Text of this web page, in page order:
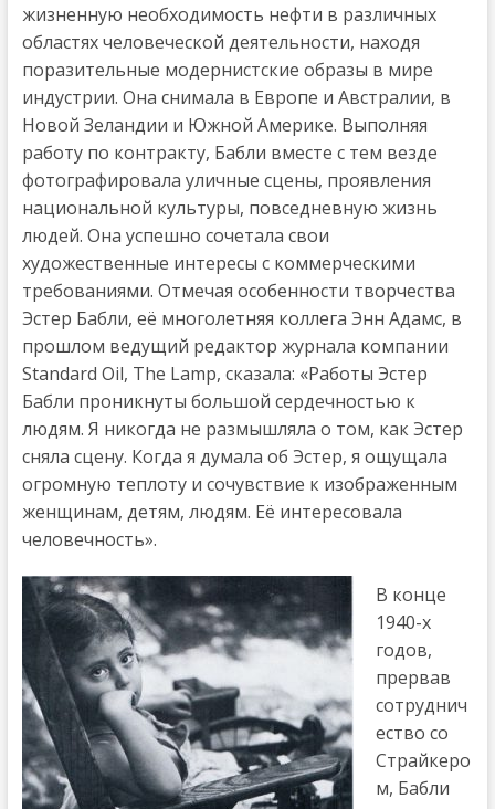
жизненную необходимость нефти в различных
областях человеческой деятельности, находя
поразительные модернистские образы в мире
индустрии. Она снимала в Европе и Австралии, в
Новой Зеландии и Южной Америке. Выполняя
работу по контракту, Бабли вместе с тем везде
фотографировала уличные сцены, проявления
национальной культуры, повседневную жизнь
людей. Она успешно сочетала свои
художественные интересы с коммерческими
требованиями. Отмечая особенности творчества
Эстер Бабли, её многолетняя коллега Энн Адамс, в
прошлом ведущий редактор журнала компании
Standard Oil, The Lamp, сказала: «Работы Эстер
Бабли проникнуты большой сердечностью к
людям. Я никогда не размышляла о том, как Эстер
сняла сцену. Когда я думала об Эстер, я ощущала
огромную теплоту и сочувствие к изображенным
женщинам, детям, людям. Её интересовала
человечность».
В конце
1940-х
годов,
прервав
сотруднич
ество со
Страйкеро
м, Бабли